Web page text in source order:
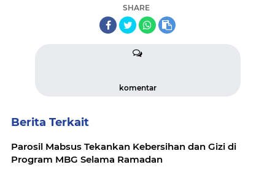
SHARE
komentar
Berita Terkait
Parosil Mabsus Tekankan Kebersihan dan Gizi di
Program MBG Selama Ramadan